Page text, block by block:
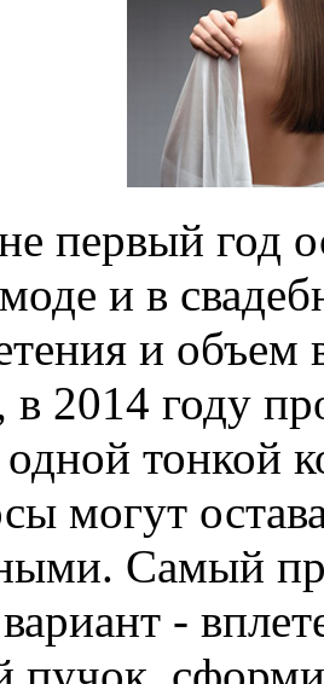
первый год
и в
и
2014 году
одной тонкой
могут
Самый
-